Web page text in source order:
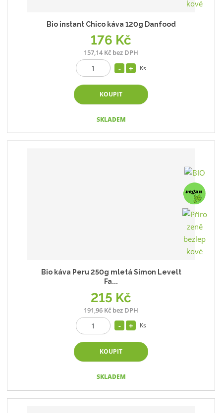
Bio instant Chico káva 120g Danfood
176 Kč
157,14 Kč bez DPH
Ks
KOUPIT
SKLADEM
Bio káva Peru 250g mletá Simon Levelt
Fa...
215 Kč
191,96 Kč bez DPH
Ks
KOUPIT
SKLADEM